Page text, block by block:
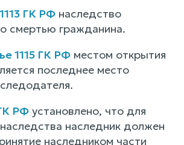
ГК РФ наследство
смертью гражданина.
1115 ГК РФ местом открытия
последнее место
РФ установлено, что для
наследник должен
наследником части